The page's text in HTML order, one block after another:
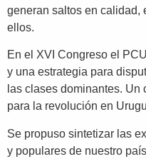
generan saltos en calidad,
ellos.
En el XVI Congreso el
y una estrategia para
las clases dominantes.
para la revolución en
Se propuso sintetizar las
y populares de nuestro